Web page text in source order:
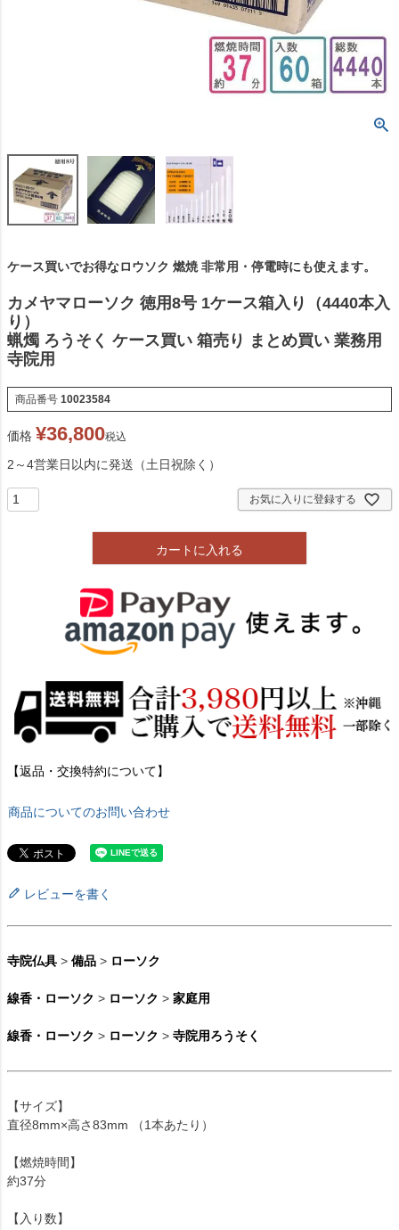
ケース買いでお得なロウソク 燃焼 非常用・停電時にも使えます。
カメヤマローソク 徳用8号 1ケース箱入り（4440本入
り）
蝋燭 ろうそく ケース買い 箱売り まとめ買い 業務用
寺院用
商品番号 10023584
価格 ¥36,800税込
2～4営業日以内に発送（土日祝除く）
お気に入りに登録する
カートに入れる
【返品・交換特約について】
商品についてのお問い合わせ
レビューを書く
寺院仏具 > 備品 > ローソク
線香・ローソク > ローソク > 家庭用
線香・ローソク > ローソク > 寺院用ろうそく
【サイズ】
直径8mm×高さ83mm （1本あたり）
【燃焼時間】
約37分
【入り数】